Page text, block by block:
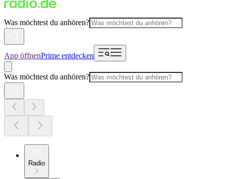
Was möchtest du anhören?
App öffnenPrime entdecken
Was möchtest du anhören?
Radio